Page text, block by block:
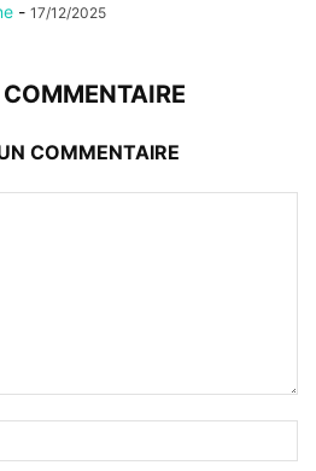
- 17/12/2025
COMMENTAIRE